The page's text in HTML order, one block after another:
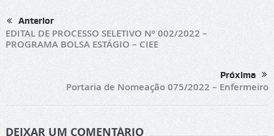
Anterior
EDITAL DE PROCESSO SELETIVO Nº 002/2022 –
PROGRAMA BOLSA ESTÁGIO – CIEE
Próxima
Portaria de Nomeação 075/2022 – Enfermeiro
DEIXAR UM COMENTÁRIO